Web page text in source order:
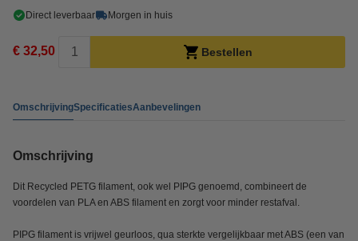
Direct leverbaar Morgen in huis
€ 32,50 Bestellen
OmschrijvingSpecificatiesAanbevelingen
Omschrijving
Dit Recycled PETG filament, ook wel PIPG genoemd, combineert de
voordelen van PLA en ABS filament en zorgt voor minder restafval.
PIPG filament is vrijwel geurloos, qua sterkte vergelijkbaar met ABS (een van